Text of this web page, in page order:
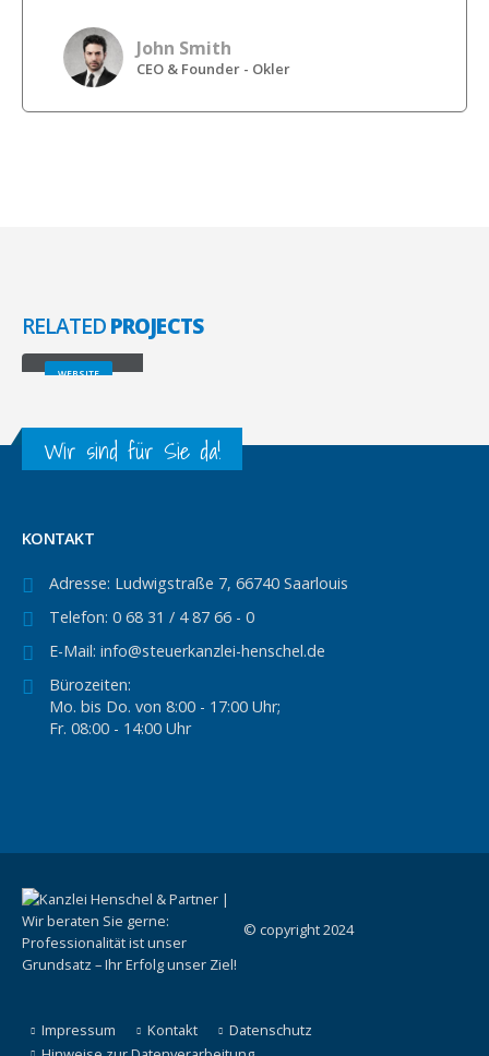
John Smith
CEO & Founder - Okler
RELATEDPROJECTS
WEBSITE
Wir sind für Sie da!
KONTAKT
Adresse: Ludwigstraße 7, 66740 Saarlouis
Telefon: 0 68 31 / 4 87 66 - 0
E-Mail: info@steuerkanzlei-henschel.de
Bürozeiten:
Mo. bis Do. von 8:00 - 17:00 Uhr;
Fr. 08:00 - 14:00 Uhr
© copyright 2024
Impressum Kontakt
Datenschutz